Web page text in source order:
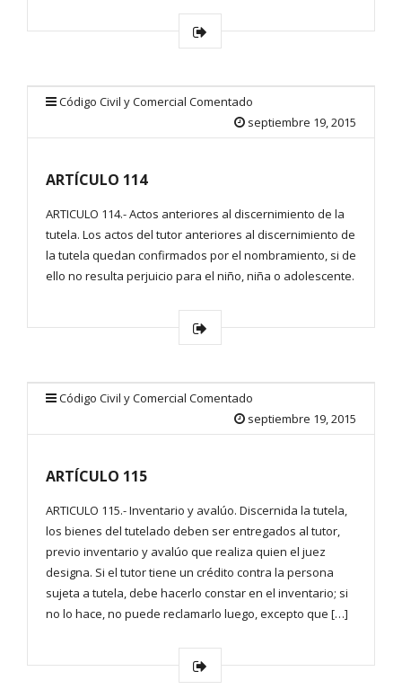
Código Civil y Comercial Comentado
septiembre 19, 2015
ARTÍCULO 114
ARTICULO 114.- Actos anteriores al discernimiento de la
tutela. Los actos del tutor anteriores al discernimiento de
la tutela quedan confirmados por el nombramiento, si de
ello no resulta perjuicio para el niño, niña o adolescente.
Código Civil y Comercial Comentado
septiembre 19, 2015
ARTÍCULO 115
ARTICULO 115.- Inventario y avalúo. Discernida la tutela,
los bienes del tutelado deben ser entregados al tutor,
previo inventario y avalúo que realiza quien el juez
designa. Si el tutor tiene un crédito contra la persona
sujeta a tutela, debe hacerlo constar en el inventario; si
no lo hace, no puede reclamarlo luego, excepto que […]